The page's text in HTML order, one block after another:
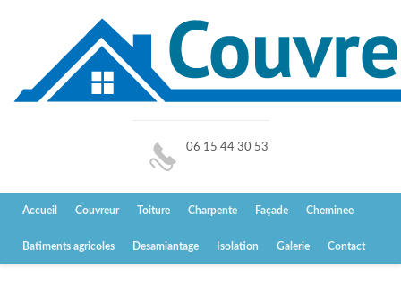
06 15 44 30 53
Accueil Couvreur Toiture Charpente Façade Cheminee
Batiments agricoles Desamiantage Isolation Galerie Contact